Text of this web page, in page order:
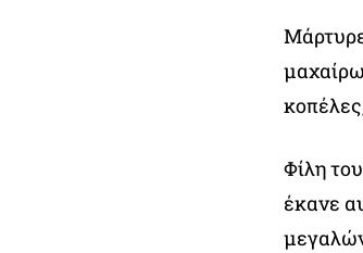
Φίλη
έκανε